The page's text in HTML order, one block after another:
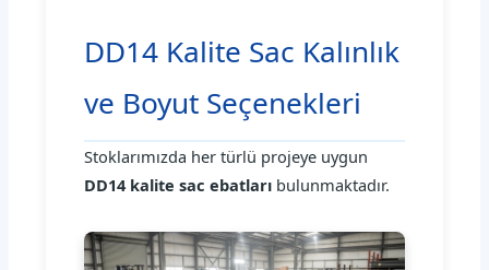
DD14 Kalite Sac Kalınlık
ve Boyut Seçenekleri
Stoklarımızda her türlü projeye uygun
DD14 kalite sac ebatları bulunmaktadır.